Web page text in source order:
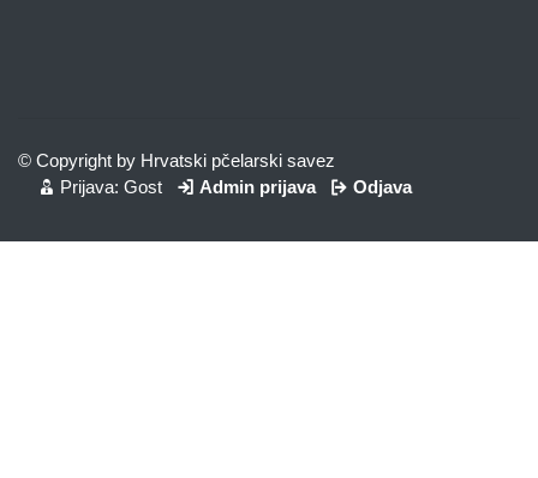
© Copyright by Hrvatski pčelarski savez
Prijava: Gost
Admin prijava Odjava